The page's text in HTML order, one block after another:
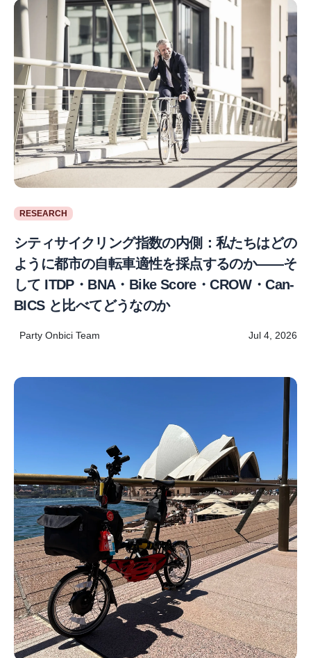
RESEARCH
シティサイクリング指数の内側：私たちはどの
ように都市の自転車適性を採点するのか——そ
して ITDP・BNA・Bike Score・CROW・Can-
BICS と比べてどうなのか
Party Onbici Team Jul 4, 2026